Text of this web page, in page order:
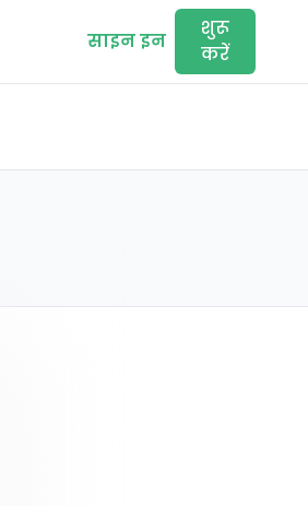
साइन इन
शुरू
करें